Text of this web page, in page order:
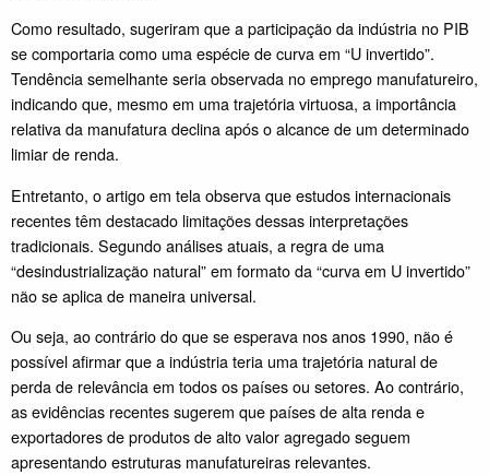
Como resultado, sugeriram que a participação da indústria no PIB
se comportaria como uma espécie de curva em “U invertido”.
Tendência semelhante seria observada no emprego manufatureiro,
indicando que, mesmo em uma trajetória virtuosa, a importância
relativa da manufatura declina após o alcance de um determinado
limiar de renda.
Entretanto, o artigo em tela observa que estudos internacionais
recentes têm destacado limitações dessas interpretações
tradicionais. Segundo análises atuais, a regra de uma
“desindustrialização natural” em formato da “curva em U invertido”
não se aplica de maneira universal.
Ou seja, ao contrário do que se esperava nos anos 1990, não é
possível afirmar que a indústria teria uma trajetória natural de
perda de relevância em todos os países ou setores. Ao contrário,
as evidências recentes sugerem que países de alta renda e
exportadores de produtos de alto valor agregado seguem
apresentando estruturas manufatureiras relevantes.